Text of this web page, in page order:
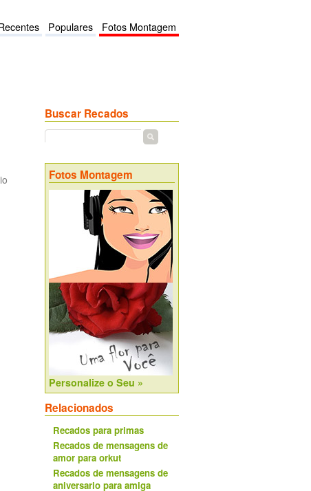
Populares Fotos Montagem
Buscar Recados
Fotos Montagem
Personalize o Seu »
Relacionados
Recados para primas
Recados de mensagens de
amor para orkut
Recados de mensagens de
aniversario para amiga